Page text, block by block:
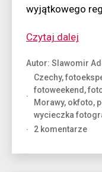
wyjątkowego
Czytaj dalej
by
tak…
uciec
na
pola?”
Autor: Slawomir
Czechy,
fotoweekend ,
Morawy, okfoto,
wycieczka
2 komentarzedo